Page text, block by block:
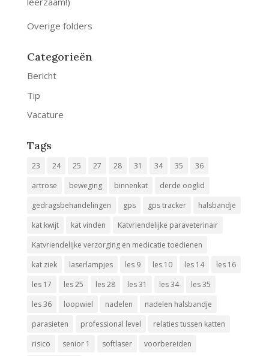
Overige folders
Categorieën
Bericht
Tip
Vacature
Tags
23 24 25 27 28 31 34 35
36
artrose
beweging binnenkat
derde ooglid
gedragsbehandelingen
gps gps tracker
halsbandje
kat kwijt
kat vinden
Katvriendelijke paraveterinair
Katvriendelijke verzorging en medicatie toedienen
kat ziek
laserlampjes les 9 les 10 les 14
les 16
les 17
les 25 les 28 les 31 les 34
les 35
les 36
loopwiel nadelen
nadelen halsbandje
parasieten
professional level
relaties tussen katten
risico
senior 1 softlaser
voorbereiden